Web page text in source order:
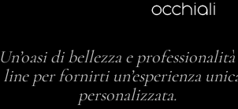
Un’oasi di bellezza e
line per fornirti un’esperienza
personalizzata.